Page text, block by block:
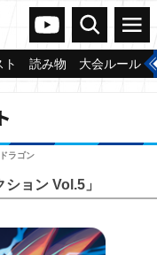
ヴァンガードch
検索 メニュー
ト 読み物 大会ルール
ラゴン
ョン Vol.5」